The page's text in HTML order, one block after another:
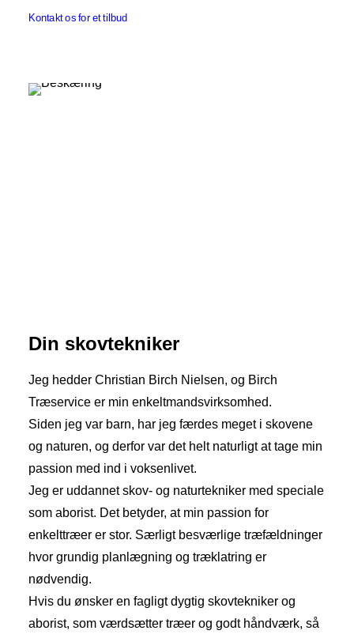
Kontakt os for et tilbud
Din skovtekniker
Jeg hedder Christian Birch Nielsen, og Birch
Træservice er min enkeltmandsvirksomhed.
Siden jeg var barn, har jeg færdes meget i skovene
og naturen, og derfor var det helt naturligt at tage min
passion med ind i voksenlivet.
Jeg er uddannet skov- og naturtekniker med speciale
som aborist. Det betyder, at min passion for
enkelttræer er stor. Særligt besværlige træfældninger
hvor grundig planlægning og træklatring er
nødvendig.
Hvis du ønsker en fagligt dygtig skovtekniker og
aborist, som værdsætter træer og godt håndværk, så